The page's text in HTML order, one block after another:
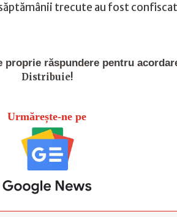
trecute au fost
răspundere pentru
Distribuie!
Urmărește-ne pe